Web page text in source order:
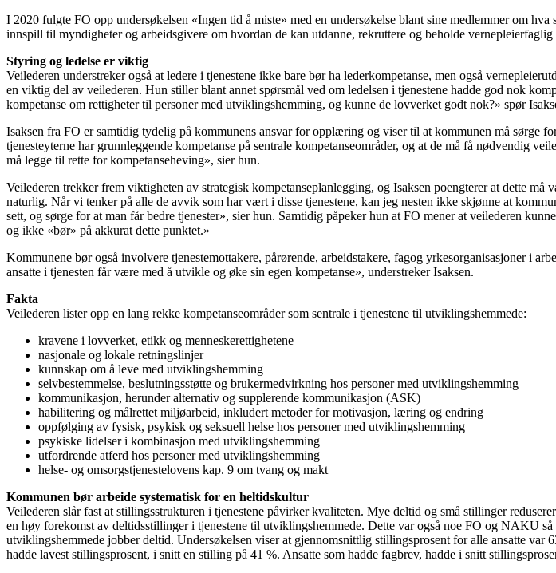
I 2020 fulgte FO opp undersøkelsen «Ingen tid å miste» med en undersøkelse blant sine medlemmer om
innspill til myndigheter og arbeidsgivere om hvordan de kan utdanne, rekruttere og beholde
Styring og ledelse er viktig
Veilederen understreker også at ledere i tjenestene ikke bare bør ha lederkompetanse, men også
en viktig del av veilederen. Hun stiller blant annet spørsmål ved om ledelsen i tjenestene hadde god nok
kompetanse om rettigheter til personer med utviklingshemming, og kunne de lovverket godt nok?» spør
Isaksen fra FO er samtidig tydelig på kommunens ansvar for opplæring og viser til at kommunen må sørge
tjenesteyterne har grunnleggende kompetanse på sentrale kompetanseområder, og at de må få nødvendig
må legge til rette for kompetanseheving», sier hun.
Veilederen trekker frem viktigheten av strategisk kompetanseplanlegging, og Isaksen poengterer at dette
naturlig. Når vi tenker på alle de avvik som har vært i disse tjenestene, kan jeg nesten ikke skjønne at
sett, og sørge for at man får bedre tjenester», sier hun. Samtidig påpeker hun at FO mener at veilederen
og ikke «bør» på akkurat dette punktet.»
Kommunene bør også involvere tjenestemottakere, pårørende, arbeidstakere, fagog yrkesorganisasjoner i
ansatte i tjenesten får være med å utvikle og øke sin egen kompetanse», understreker Isaksen.
Fakta
Veilederen lister opp en lang rekke kompetanseområder som sentrale i tjenestene til utviklingshemmede:
kravene i lovverket, etikk og menneskerettighetene
nasjonale og lokale retningslinjer
kunnskap om å leve med utviklingshemming
selvbestemmelse, beslutningsstøtte og brukermedvirkning hos personer med utviklingshemming
kommunikasjon, herunder alternativ og supplerende kommunikasjon (ASK)
habilitering og målrettet miljøarbeid, inkludert metoder for motivasjon, læring og endring
oppfølging av fysisk, psykisk og seksuell helse hos personer med utviklingshemming
psykiske lidelser i kombinasjon med utviklingshemming
utfordrende atferd hos personer med utviklingshemming
helse- og omsorgstjenestelovens kap. 9 om tvang og makt
Kommunen bør arbeide systematisk for en heltidskultur
Veilederen slår fast at stillingsstrukturen i tjenestene påvirker kvaliteten. Mye deltid og små stillinger
en høy forekomst av deltidsstillinger i tjenestene til utviklingshemmede. Dette var også noe FO og NAKU
utviklingshemmede jobber deltid. Undersøkelsen viser at gjennomsnittlig stillingsprosent for alle ansatte
hadde lavest stillingsprosent, i snitt en stilling på 41 %. Ansatte som hadde fagbrev, hadde i snitt